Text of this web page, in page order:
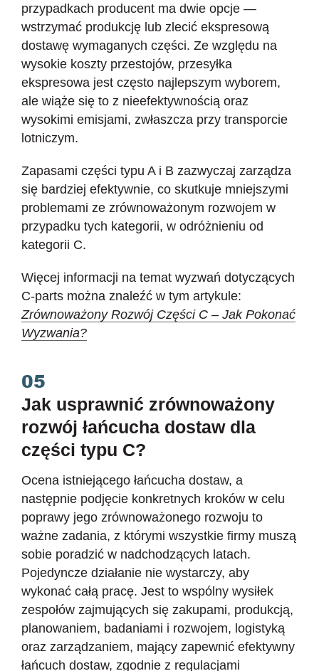
przypadkach producent ma dwie opcje —
wstrzymać produkcję lub zlecić ekspresową
dostawę wymaganych części. Ze względu na
wysokie koszty przestojów, przesyłka
ekspresowa jest często najlepszym wyborem,
ale wiąże się to z nieefektywnością oraz
wysokimi emisjami, zwłaszcza przy transporcie
lotniczym.
Zapasami części typu A i B zazwyczaj zarządza
się bardziej efektywnie, co skutkuje mniejszymi
problemami ze zrównoważonym rozwojem w
przypadku tych kategorii, w odróżnieniu od
kategorii C.
Więcej informacji na temat wyzwań dotyczących
C-parts można znaleźć w tym artykule:
Zrównoważony Rozwój Części C – Jak Pokonać
Wyzwania?
05
Jak usprawnić zrównoważony
rozwój łańcucha dostaw dla
części typu C?
Ocena istniejącego łańcucha dostaw, a
następnie podjęcie konkretnych kroków w celu
poprawy jego zrównoważonego rozwoju to
ważne zadania, z którymi wszystkie firmy muszą
sobie poradzić w nadchodzących latach.
Pojedyncze działanie nie wystarczy, aby
wykonać całą pracę. Jest to wspólny wysiłek
zespołów zajmujących się zakupami, produkcją,
planowaniem, badaniami i rozwojem, logistyką
oraz zarządzaniem, mający zapewnić efektywny
łańcuch dostaw, zgodnie z regulacjami